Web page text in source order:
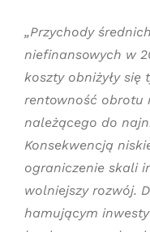
„Przychody
niefinansowych w
koszty obniżyły się
rentowność obrotu
należącego do
Konsekwencją
ograniczenie skali
wolniejszy rozwój.
hamującym